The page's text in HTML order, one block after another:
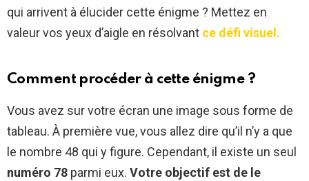
qui arrivent à élucider cette énigme ? Mettez en
valeur vos yeux d’aigle en résolvant ce défi visuel.
Comment procéder à cette énigme ?
Vous avez sur votre écran une image sous forme de
tableau. À première vue, vous allez dire qu’il n’y a que
le nombre 48 qui y figure. Cependant, il existe un seul
numéro 78 parmi eux. Votre objectif est de le